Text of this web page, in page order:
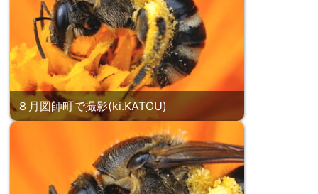
８月図師町で撮影(ki.KATOU)